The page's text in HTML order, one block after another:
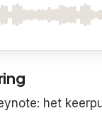
het